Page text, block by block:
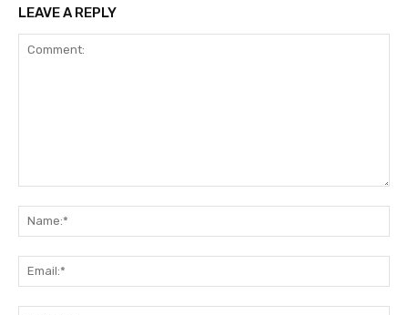
LEAVE A REPLY